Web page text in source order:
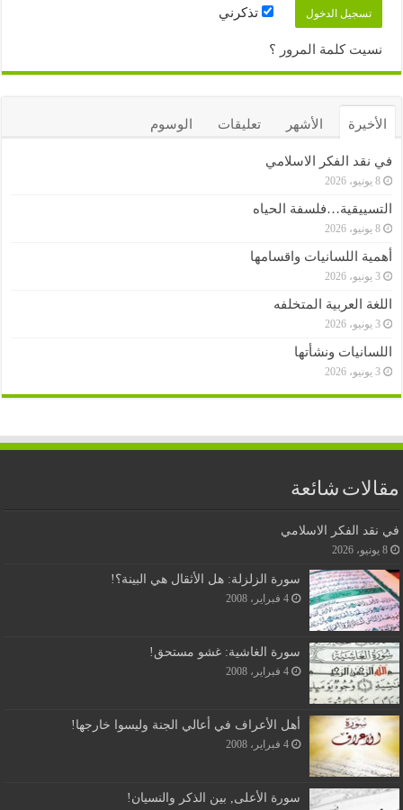
تذكرني
نسيت كلمة المرور ؟
الأخيرة الأشهر تعليقات الوسوم
في نقد الفكر الاسلامي
8 يونيو، 2026
التسييقية…فلسفة الحياه
8 يونيو، 2026
أهمية اللسانيات واقسامها
3 يونيو، 2026
اللغة العربية المتخلفه
3 يونيو، 2026
اللسانيات ونشأتها
3 يونيو، 2026
مقالات شائعة
في نقد الفكر الاسلامي
8 يونيو، 2026
سورة الزلزلة: هل الأثقال هي البينة؟!
4 فبراير، 2008
سورة الغاشية: غشو مستحق!
4 فبراير، 2008
أهل الأعراف في أعالي الجنة وليسوا خارجها!
4 فبراير، 2008
سورة الأعلى, بين الذكر والنسيان!